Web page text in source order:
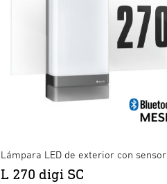
Lámpara LED de exterior con sensor
L 270 digi SC